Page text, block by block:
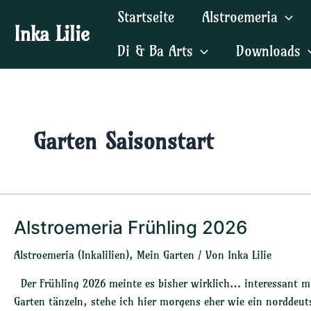
Inhalt
springen
Inka Lilie
Startseite
Alstroemeria
Di & Ba Arts
Downloads
Garten Saisonstart
Alstroemeria Frühling 2026
Alstroemeria (Inkalilien), Mein Garten / Von Inka Lilie
Der Frühling 2026 meinte es bisher wirklich… interessant
Garten tänzeln, stehe ich hier morgens eher wie ein
Alstroemeria
2026